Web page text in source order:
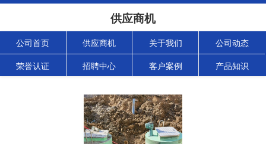
供应商机
公司首页 供应商机 关于我们 公司动态
荣誉认证 招聘中心 客户案例 产品知识